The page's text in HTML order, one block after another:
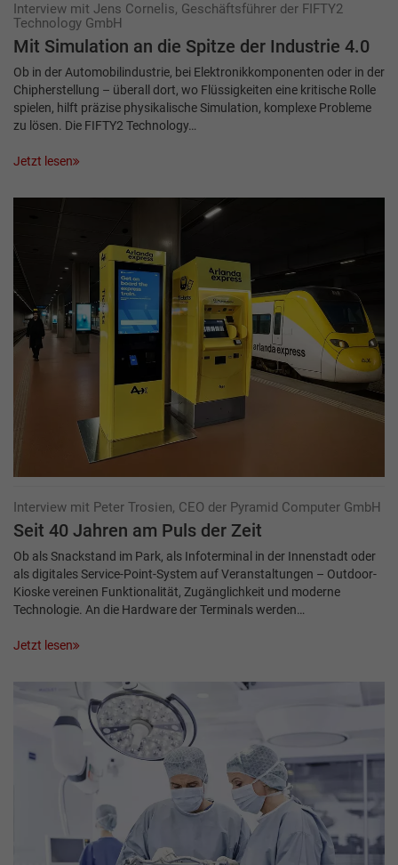
Interview mit Jens Cornelis, Geschäftsführer der FIFTY2
Technology GmbH
Mit Simulation an die Spitze der Industrie 4.0
Ob in der Automobilindustrie, bei Elektronikkomponenten oder in der
Chipherstellung – überall dort, wo Flüssigkeiten eine kritische Rolle
spielen, hilft präzise physikalische Simulation, komplexe Probleme
zu lösen. Die FIFTY2 Technology…
Jetzt lesen
Interview mit Peter Trosien, CEO der Pyramid Computer GmbH
Seit 40 Jahren am Puls der Zeit
Ob als Snackstand im Park, als Infoterminal in der Innenstadt oder
als digitales Service-Point-System auf Veranstaltungen – Outdoor-
Kioske vereinen Funktionalität, Zugänglichkeit und moderne
Technologie. An die Hardware der Terminals werden…
Jetzt lesen